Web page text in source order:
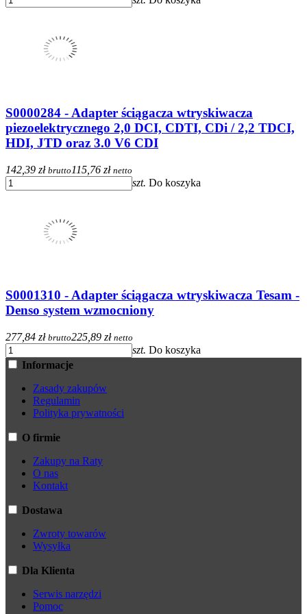
S0000284 - Adapter ściągacza wtryskiwacza
piezoelektrycznego 2,0 DCI, CDTI, CDi / 2,2 TDCI,
HDI, JTD oraz 3.0 V6 CDI
142,39 zł brutto 115,76 zł netto
szt. Do koszyka
S0001310 - Adapter ściągacza wtryskiwacza Tesam -
Denso system wzmocniony
277,84 zł brutto225,89 zł netto
szt. Do koszyka
Informacje
Zasady zakupów
Regulamin
Polityka prywatności
O firmie
Zakupy na Raty
O nas
Kontakt
Dostawa
Zwroty towarów
Wysyłka
Dla Klienta
Serwis narzędzi
Pomoc